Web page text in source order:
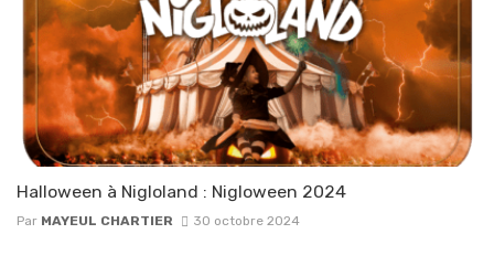
Halloween à Nigloland : Nigloween 2024
Par MAYEUL CHARTIER 30 octobre 2024